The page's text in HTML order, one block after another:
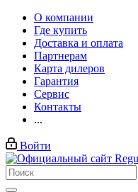
О компании
Где купить
Доставка и оплата
Партнерам
Карта дилеров
Гарантия
Сервис
Контакты
...
Войти